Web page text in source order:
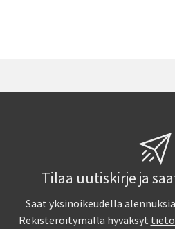
Tilaa uutiskirje ja
Saat yksinoikeudella
Rekisteröitymällä hyväksyt